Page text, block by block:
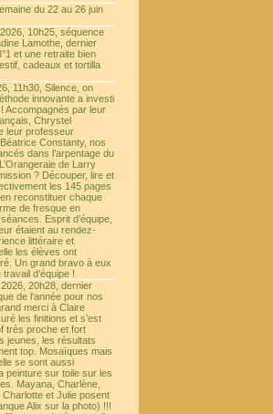
du 22 au 26 juin
10h25, séquence
Lamothe, dernier
et une retraite bien
cadeaux et tortilla
11h30, Silence, on
innovante a investi
Accompagnés par leur
Chrystel
leur professeur
Constanty, nos
dans l’arpentage du
de Larry
? Découper, lire et
les 145 pages
reconstituer chaque
de fresque en
Esprit d’équipe,
étaient au rendez-
littéraire et
les élèves ont
Un grand bravo à eux
d’équipe !
20h28, dernier
de l’année pour nos
merci à Claire
les finitions et s’est
très proche et fort
jeunes, les résultats
top. Mosaïques mais
se sont aussi
peinture sur toile sur les
Mayana, Charlène,
Charlotte et Julie posent
Alix sur la photo) !!!